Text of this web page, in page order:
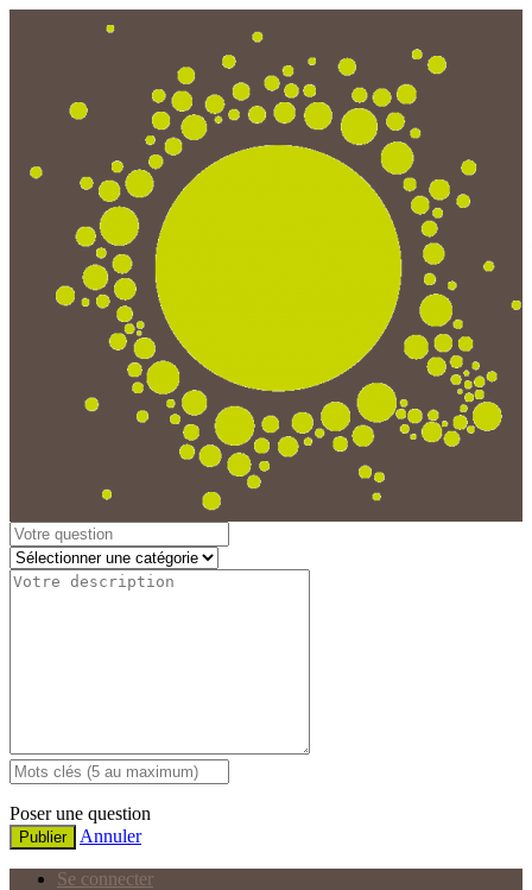
Poser une question
Publier Annuler
Se connecter